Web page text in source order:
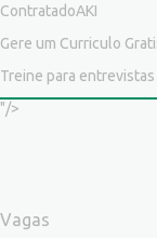
ContratadoAKI
Gere um Curriculo
Treine para entrevistas
"/>
Vagas